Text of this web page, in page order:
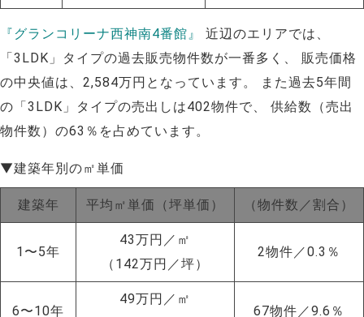
NEW!
『グランコリーナ西神南4番館』
近辺のエリアでは、
「3LDK」タイプの過去販売物件数が一番多く、 販売価格
の中央値は、2,584万円となっています。 また過去5年間
の「3LDK」タイプの売出しは402物件で、 供給数（売出
物件数）の63％を占めています。
▼建築年別の㎡単価
建築年 平均㎡単価（坪単価） （物件数／割合）
1〜5年
43万円／㎡
（142万円／坪）
2物件／0.3％
6〜10年
49万円／㎡
67物件／9.6％